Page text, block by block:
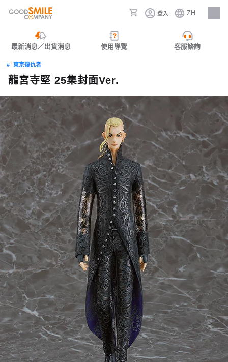
登入 ZH
人才招募
最新消息／出貨消息 使用導覽 客服諮詢
東京復仇者
龍宮寺堅 25集封面Ver.